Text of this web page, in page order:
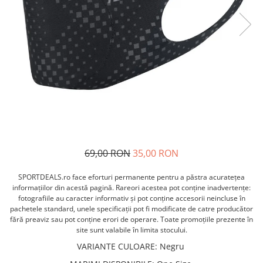
18" (varsta 5-7 ani)
16" (varsta 4-6 ani)
14" (varsta 3-5 ani)
12" (varsta 2-4 ani)
BALANCE BIKE (varsta 2-3 ani)
SONERII
ALTE ACCESORII
SUPORTI/STANDURI
SCAUNE COPII
COMPONENTE
FURCI SI AMORTIZOARE
PEDALE SI ACCESORII
PIESE E-BIKE
ROTI SI PIESE
RULMENTI
SEI SI COMPONENTE
HANORACE
INCALTAMINTE
HUSE PANTOFI
PANTOFI CASUAL
PANTOFI CICLISM
PROTECTII/ARMURI
ARMURI
PROTECTII COATE
PROTECTII GENUNCHI
PANTALONI PROTECTIE
PROSOAPE FITNESS/YOGA
BANDAJE/PROTECTII/RECUPERARE
FLEXORI
SALTELE/COVOARE/PAVAJE
SPORT FIT
69,00 RON35,00 RON
SPORTDEALS.ro face eforturi permanente pentru a păstra acurateţea
informaţiilor din acestă pagină. Rareori acestea pot conţine inadvertenţe:
fotografiile au caracter informativ şi pot conţine accesorii neincluse în
pachetele standard, unele specificaţii pot fi modificate de catre producător
fără preaviz sau pot conţine erori de operare. Toate promoţiile prezente în
site sunt valabile în limita stocului.
VARIANTE CULOARE: Negru